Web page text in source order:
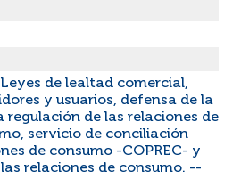
de lealtad comercial,
y usuarios, defensa de la
regulación de las relaciones de
servicio de conciliación
de consumo -COPREC- y
relaciones de consumo. --